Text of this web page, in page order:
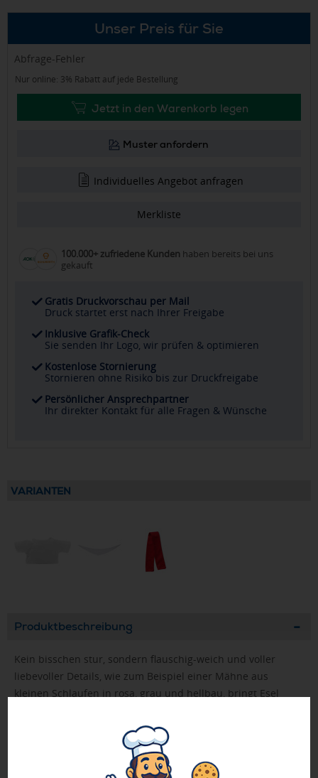
Unser Preis für Sie
Abfrage-Fehler
Nur online: 3% Rabatt auf jede Bestellung
Jetzt in den Warenkorb legen
Muster anfordern
Individuelles Angebot anfragen
Merkliste
100.000+ zufriedene Kunden haben bereits bei uns
gekauft
Gratis Druckvorschau per Mail
Druck startet erst nach Ihrer Freigabe
Inklusive Grafik-Check
Sie senden Ihr Logo, wir prüfen & optimieren
Kostenlose Stornierung
Stornieren ohne Risiko bis zur Druckfreigabe
Persönlicher Ansprechpartner
Ihr direkter Kontakt für alle Fragen & Wünsche
VARIANTEN
Produktbeschreibung
Kein bisschen stur, sondern flauschig-weich und voller
liebevoller Details, wie zum Beispiel einer Mähne aus
kleinen Schlaufen in rosa, grau und hellbau, bringt Esel
Mika so auch ganz leicht mit einem Bändchen an
Kinderwagen oder Wiege hängen. Das zarte, graue Fell des
süßen Kerlchens ist besonders weich und sorgt durch die